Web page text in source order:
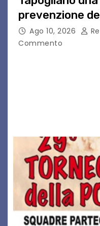
prevenzione
Ago 10, 2026
Commento